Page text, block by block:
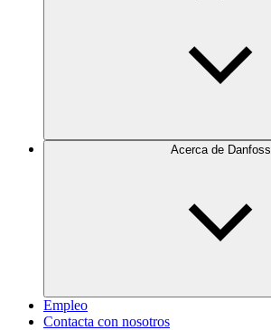
Acerca de Danfoss
Empleo
Contacta con nosotros